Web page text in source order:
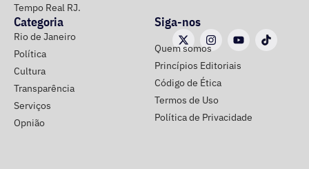
Rio novamente, segundo
não disputar cargos federais. De acordo com o político,
ele não quis tentar uma vaga de deputado federal porque
não queria disputar votos com parlamentares que
ajudaram o governo de seu filho em Paracambi.
“A estratégia é de soma, não de competição”, disse.
Tempo Real RJ.
Categoria
Rio de Janeiro
Política
Cultura
Transparência
Serviços
Opnião
Siga-nos
Quem somos
Princípios Editoriais
Código de Ética
Termos de Uso
Política de Privacidade